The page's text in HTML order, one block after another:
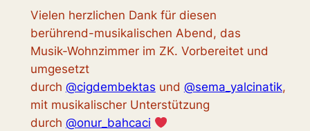
Vielen herzlichen Dank für diesen
berührend-musikalischen Abend, das
Musik-Wohnzimmer im ZK. Vorbereitet und
umgesetzt
durch @cigdembektas und @sema_yalcinatik,
mit musikalischer Unterstützung
durch @onur_bahcaci